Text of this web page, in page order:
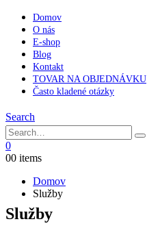
Domov
O nás
E-shop
Blog
Kontakt
TOVAR NA OBJEDNÁVKU
Často kladené otázky
Search
0
00 items
Domov
Služby
Služby